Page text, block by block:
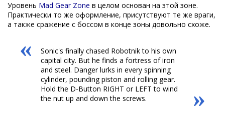
Уровень Mad Gear Zone в целом основан на этой зоне.
Практически то же оформление, присутствуют те же враги,
а также сражение с боссом в конце зоны довольно схоже.
«
Sonic's finally chased Robotnik to his own
capital city. But he finds a fortress of iron
and steel. Danger lurks in every spinning
cylinder, pounding piston and rolling gear.
Hold the D-Button RIGHT or LEFT to wind
the nut up and down the screws.
»